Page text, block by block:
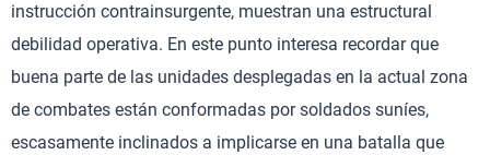
instrucción contrainsurgente, muestran una estructural
debilidad operativa. En este punto interesa recordar que
buena parte de las unidades desplegadas en la actual zona
de combates están conformadas por soldados suníes,
escasamente inclinados a implicarse en una batalla que